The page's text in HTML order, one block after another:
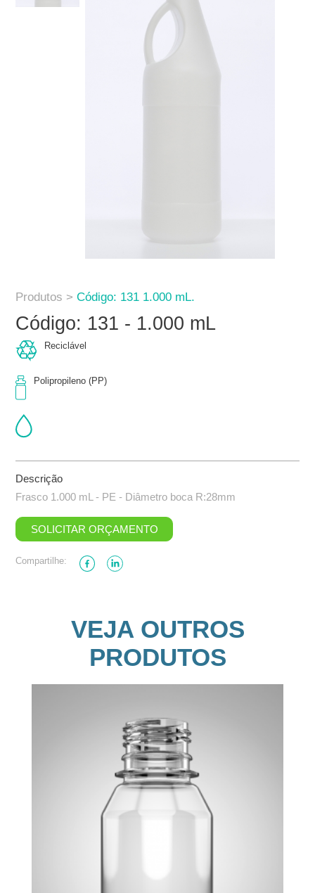
Produtos >Código: 131 1.000 mL.
Código: 131 - 1.000 mL
Reciclável
Polipropileno (PP)
Descrição
Frasco 1.000 mL - PE - Diâmetro boca R:28mm
SOLICITAR ORÇAMENTO
Compartilhe:
VEJA OUTROS
PRODUTOS